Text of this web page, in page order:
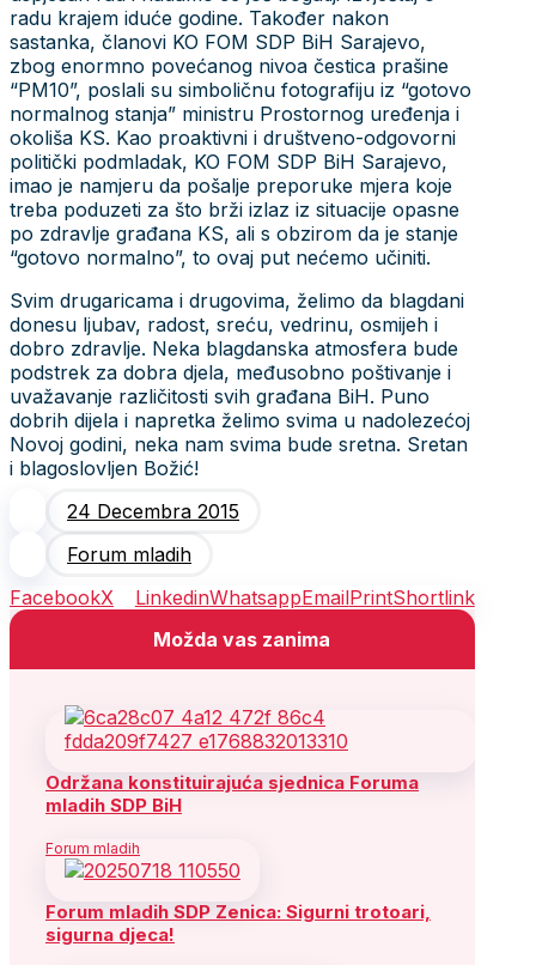
radu krajem iduće godine. Također nakon
sastanka, članovi KO FOM SDP BiH Sarajevo,
zbog enormno povećanog nivoa čestica prašine
“PM10”, poslali su simboličnu fotografiju iz “gotovo
normalnog stanja” ministru Prostornog uređenja i
okoliša KS. Kao proaktivni i društveno-odgovorni
politički podmladak, KO FOM SDP BiH Sarajevo,
imao je namjeru da pošalje preporuke mjera koje
treba poduzeti za što brži izlaz iz situacije opasne
po zdravlje građana KS, ali s obzirom da je stanje
“gotovo normalno”, to ovaj put nećemo učiniti.
Svim drugaricama i drugovima, želimo da blagdani
donesu ljubav, radost, sreću, vedrinu, osmijeh i
dobro zdravlje. Neka blagdanska atmosfera bude
podstrek za dobra djela, međusobno poštivanje i
uvažavanje različitosti svih građana BiH. Puno
dobrih dijela i napretka želimo svima u nadolezećoj
Novoj godini, neka nam svima bude sretna. Sretan
i blagoslovljen Božić!
24 Decembra 2015
Forum mladih
FacebookX LinkedinWhatsappEmailPrintShortlink
Možda vas zanima
Održana konstituirajuća sjednica Foruma
mladih SDP BiH
Forum mladih
Forum mladih SDP Zenica: Sigurni trotoari,
sigurna djeca!